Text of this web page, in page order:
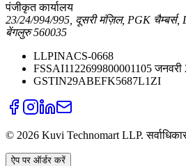
पंजीकृत कार्यालय
23/24/994/995, दूसरी मंज़िल, PGK चैम्बर्स,
बेंगलुरु 560035
LLPINACS-0668
FSSAI1122699800001105 जनवरी
GSTIN29ABEFK5687L1ZI
© 2026 Kuvi Technomart LLP.
ऐप पर ऑर्डर करें